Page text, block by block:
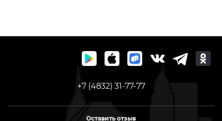
+7 (4832) 31-77-77
Оставить отзыв